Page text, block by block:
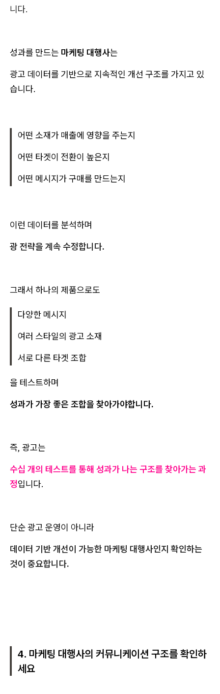
니다.
성과를 만드는 마케팅 대행사는
광고 데이터를 기반으로 지속적인 개선 구조를 가지고 있
습니다.
어떤 소재가 매출에 영향을 주는지
어떤 타겟이 전환이 높은지
어떤 메시지가 구매를 만드는지
이런 데이터를 분석하며
광 전략을 계속 수정합니다.
그래서 하나의 제품으로도
다양한 메시지
여러 스타일의 광고 소재
서로 다른 타겟 조합
을 테스트하며
성과가 가장 좋은 조합을 찾아가야합니다.
즉, 광고는
수십 개의 테스트를 통해 성과가 나는 구조를 찾아가는 과
정입니다.
단순 광고 운영이 아니라
데이터 기반 개선이 가능한 마케팅 대행사인지 확인하는
것이 중요합니다.
4. 마케팅 대행사의 커뮤니케이션 구조를 확인하
세요